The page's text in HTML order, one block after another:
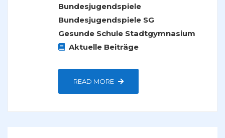
Bundesjugendspiele
Bundesjugendspiele SG
Gesunde Schule Stadtgymnasium
Aktuelle Beiträge
READ MORE